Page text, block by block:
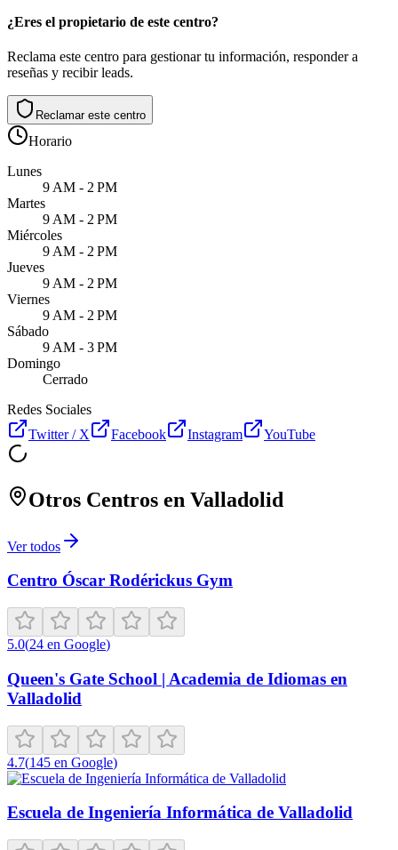
¿Eres el propietario de este centro?
Reclama este centro para gestionar tu información, responder a
reseñas y recibir leads.
Reclamar este centro
Horario
Lunes
9 AM - 2 PM
Martes
9 AM - 2 PM
Miércoles
9 AM - 2 PM
Jueves
9 AM - 2 PM
Viernes
9 AM - 2 PM
Sábado
9 AM - 3 PM
Domingo
Cerrado
Redes Sociales
Twitter / X
Facebook Instagram YouTube
Otros Centros en Valladolid
Ver todos
Centro Óscar Rodérickus Gym
5.0(24 en Google)
Queen's Gate School | Academia de Idiomas en
Valladolid
4.7(145 en Google)
Escuela de Ingeniería Informática de Valladolid